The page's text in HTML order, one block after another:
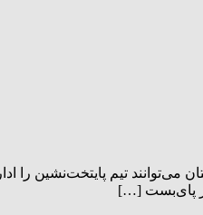
تیم پایتخت‌نشین را
از پای‌بست […]